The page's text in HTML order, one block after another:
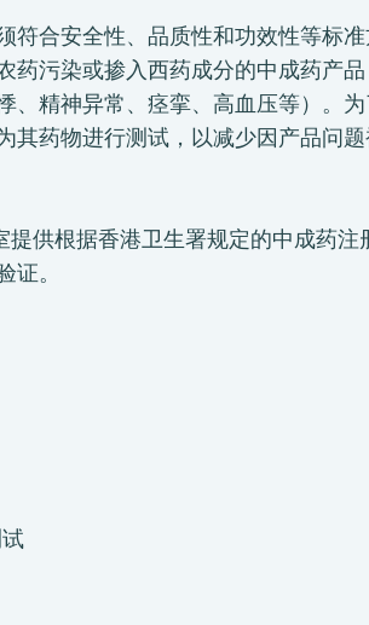
符合安全性、品质性和功效性等标
药污染或掺入西药成分的中成药产
、精神异常、痉挛、高血压等）。
其药物进行测试，以减少因产品问题
提供根据香港卫生署规定的中成药
。